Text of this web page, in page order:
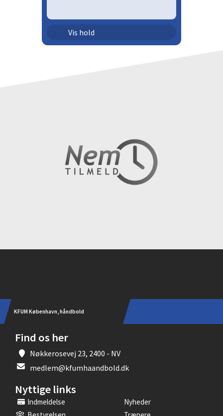
Vis hold
Senior - herrer | HS12
KFUM København, håndbold
Find os her
Nøkkerosevej 23, 2400 - NV
medlem@kfumhaandbold.dk
Nyttige links
Indmeldelse
Nyheder